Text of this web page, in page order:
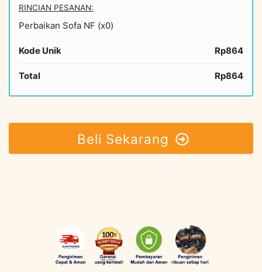
RINCIAN PESANAN:
Perbaikan Sofa NF (x0)
Kode Unik Rp864
Total Rp864
Beli Sekarang